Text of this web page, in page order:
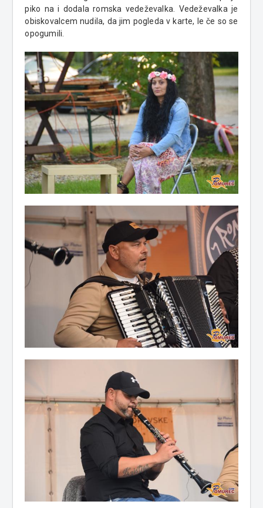
piko na i dodala romska vedeževalka. Vedeževalka je
obiskovalcem nudila, da jim pogleda v karte, le če so se
opogumili.